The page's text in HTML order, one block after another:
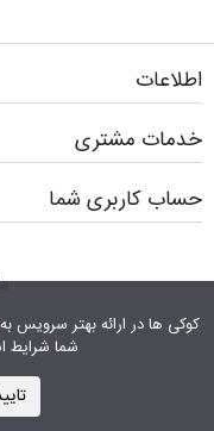
شما شرایط
اطلاعات
خدمات مشتری
حساب کاربری شما